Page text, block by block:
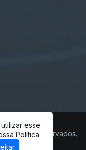
direitos reservados.
esse
Política